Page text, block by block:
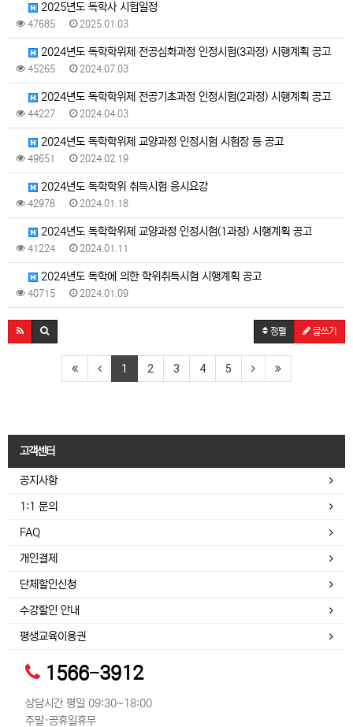
2025년도 독학사 시험일정
47685 2025.01.03
2024년도 독학학위제 전공심화과정 인정시험(3과정) 시행계획 공고
45265 2024.07.03
2024년도 독학학위제 전공기초과정 인정시험(2과정) 시행계획 공고
44227 2024.04.03
2024년도 독학학위제 교양과정 인정시험 시험장 등 공고
49651 2024.02.19
2024년도 독학학위 취득시험 응시요강
42978 2024.01.18
2024년도 독학학위제 교양과정 인정시험(1과정) 시행계획 공고
41224 2024.01.11
2024년도 독학에 의한 학위취득시험 시행계획 공고
40715 2024.01.09
정렬 글쓰기
1 2 3 4 5
고객센터
공지사항
1:1 문의
FAQ
개인결제
단체할인신청
수강할인 안내
평생교육이용권
1566-3912
상담시간 평일 09:30~18:00
주말·공휴일휴무